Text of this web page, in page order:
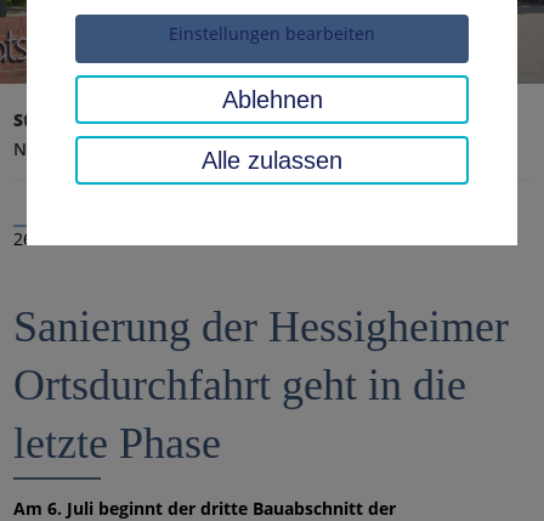
Startseite Landratsamt, Landkreis
Aktuelles
Nachrichten
26.06.2020
Sanierung der Hessigheimer
Ortsdurchfahrt geht in die
letzte Phase
Am 6. Juli beginnt der dritte Bauabschnitt der
Einstellungen bearbeiten
Ablehnen
Alle zulassen